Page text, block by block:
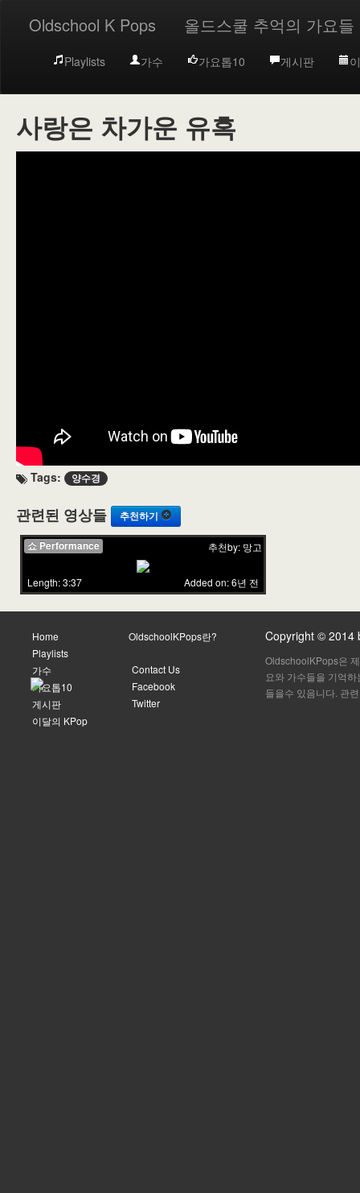
Oldschool K Pops 올드스쿨 추억의 가요들
Playlists 가수 가요톱10 게시판
사랑은 차가운 유혹
Tags: 양수경
관련된 영상들 추천하기
쇼 Performance 추천by: 망고
Length: 3:37 Added on: 6년 전
Home
Playlists
가수
가요톱10
게시판
이달의 KPop
OldschoolKPops란?
Contact Us
Facebook
Twitter
Copyright © 2014
OldschoolKPops은
요와 가수들을 기억
들을수 있음니다. 관